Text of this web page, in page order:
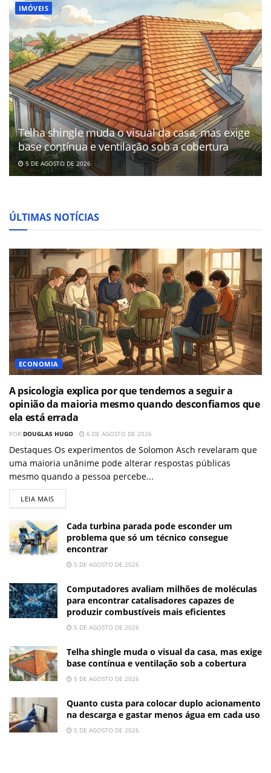
IMÓVEIS
Telha shingle muda o visual da casa, mas exige
base contínua e ventilação sob a cobertura
5 DE AGOSTO DE 2026
ÚLTIMAS NOTÍCIAS
ECONOMIA
A psicologia explica por que tendemos a seguir a
opinião da maioria mesmo quando desconfiamos que
ela está errada
POR DOUGLAS HUGO 6 DE AGOSTO DE 2026
Destaques Os experimentos de Solomon Asch revelaram que
uma maioria unânime pode alterar respostas públicas
mesmo quando a pessoa percebe...
LEIA MAIS
Cada turbina parada pode esconder um
problema que só um técnico consegue
encontrar
5 DE AGOSTO DE 2026
Computadores avaliam milhões de moléculas
para encontrar catalisadores capazes de
produzir combustíveis mais eficientes
5 DE AGOSTO DE 2026
Telha shingle muda o visual da casa, mas exige
base contínua e ventilação sob a cobertura
5 DE AGOSTO DE 2026
Quanto custa para colocar duplo acionamento
na descarga e gastar menos água em cada uso
5 DE AGOSTO DE 2026